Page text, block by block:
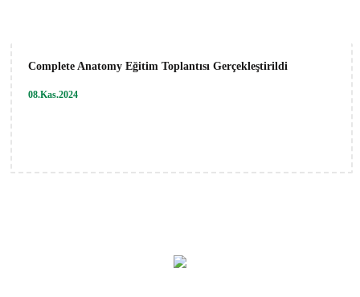
Complete Anatomy Eğitim Toplantısı Gerçekleştirildi
08.Kas.2024